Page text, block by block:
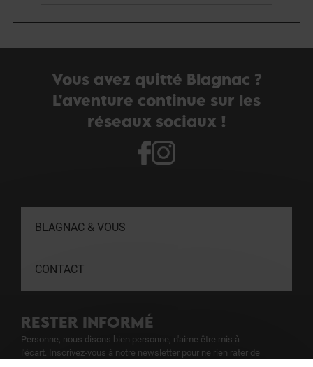
Vous avez quitté Blagnac ?
L'aventure continue sur les
réseaux sociaux !
BLAGNAC & VOUS
CONTACT
RESTER INFORMÉ
Personne, nous disons bien personne, n'aime être mis à
l'écart. Inscrivez-vous à notre newsletter pour ne rien rater de